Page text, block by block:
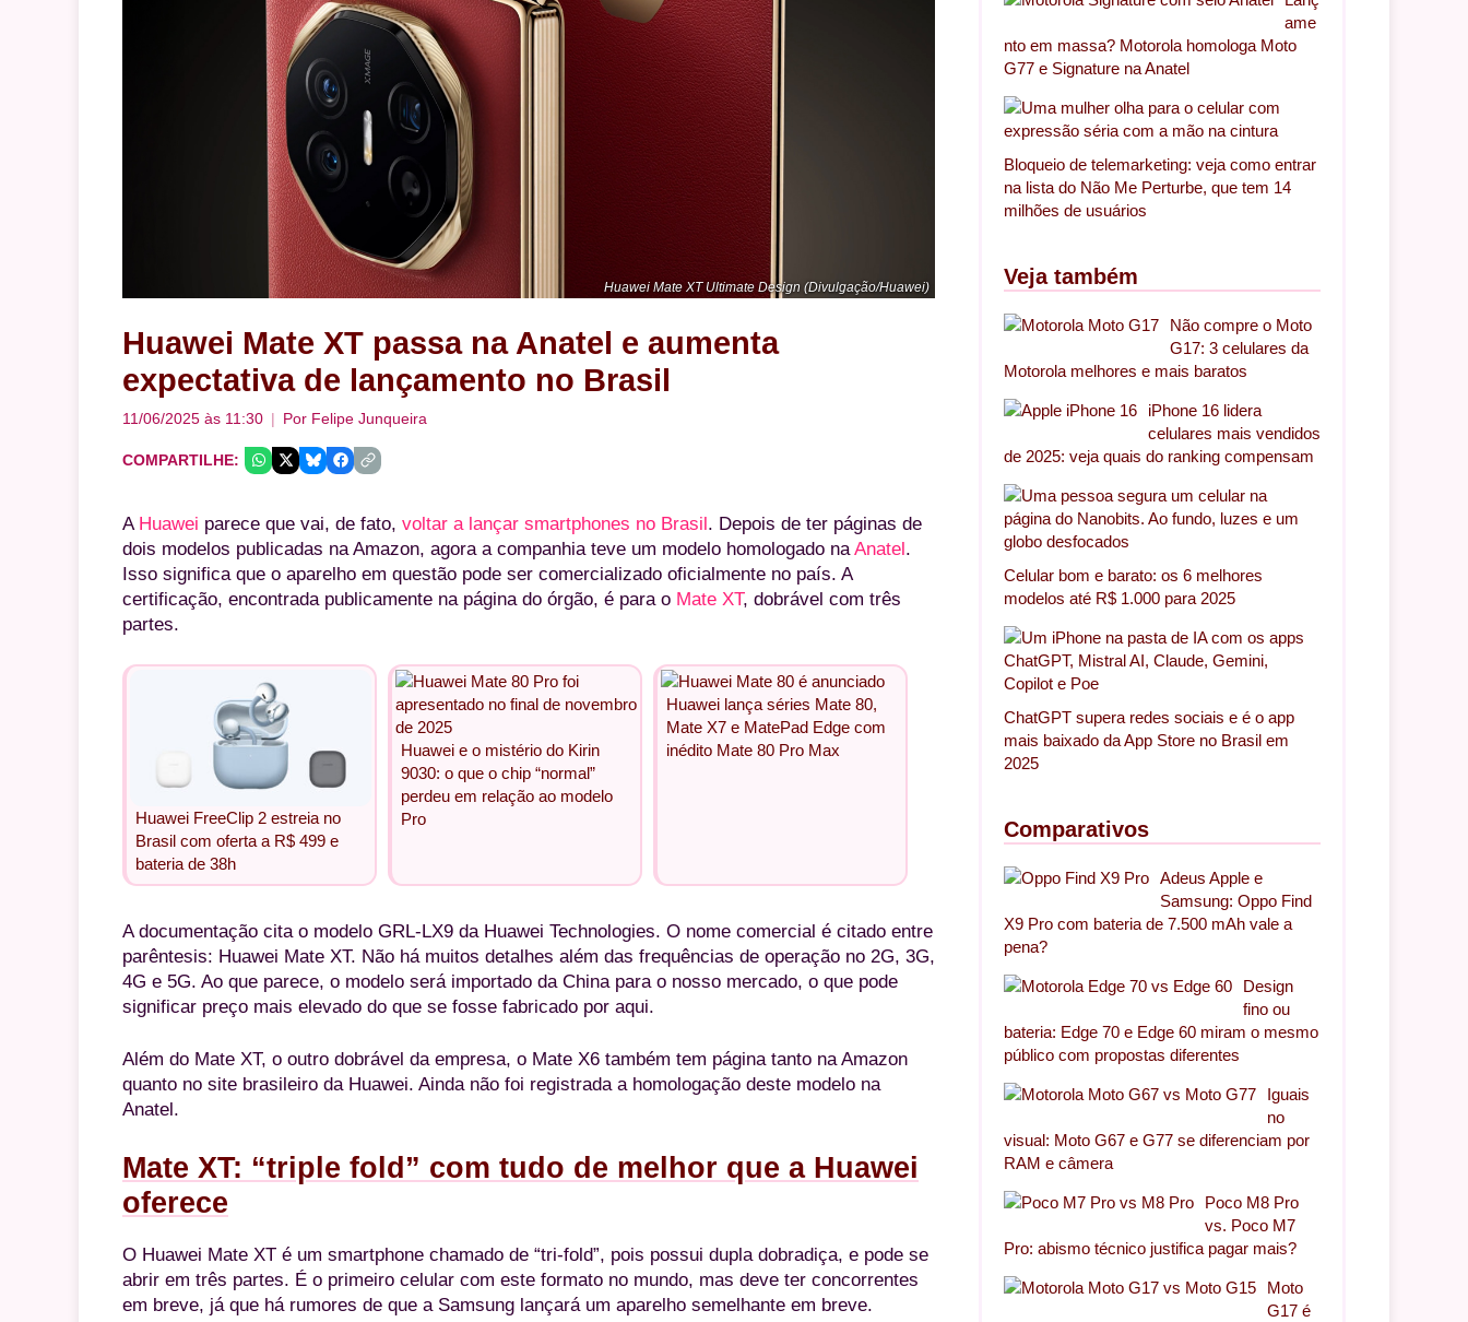
Huawei Mate XT Ultimate Design (Divulgação/Huawei)
Huawei Mate XT passa na Anatel e aumenta
expectativa de lançamento no Brasil
11/06/2025 às 11:30 Por Felipe Junqueira
COMPARTILHE:
A Huawei parece que vai, de fato, voltar a lançar smartphones no Brasil. Depois de ter páginas de
dois modelos publicadas na Amazon, agora a companhia teve um modelo homologado na Anatel.
Isso significa que o aparelho em questão pode ser comercializado oficialmente no país. A
certificação, encontrada publicamente na página do órgão, é para o Mate XT, dobrável com três
partes.
Huawei FreeClip 2 estreia no
Brasil com oferta a R$ 499 e
bateria de 38h
Huawei e o mistério do Kirin
9030: o que o chip “normal”
perdeu em relação ao modelo
Pro
Huawei lança séries Mate 80,
Mate X7 e MatePad Edge com
inédito Mate 80 Pro Max
A documentação cita o modelo GRL-LX9 da Huawei Technologies. O nome comercial é citado entre
parêntesis: Huawei Mate XT. Não há muitos detalhes além das frequências de operação no 2G, 3G,
4G e 5G. Ao que parece, o modelo será importado da China para o nosso mercado, o que pode
significar preço mais elevado do que se fosse fabricado por aqui.
Além do Mate XT, o outro dobrável da empresa, o Mate X6 também tem página tanto na Amazon
quanto no site brasileiro da Huawei. Ainda não foi registrada a homologação deste modelo na
Anatel.
Mate XT: “triple fold” com tudo de melhor que a Huawei
oferece
O Huawei Mate XT é um smartphone chamado de “tri-fold”, pois possui dupla dobradiça, e pode se
abrir em três partes. É o primeiro celular com este formato no mundo, mas deve ter concorrentes
em breve, já que há rumores de que a Samsung lançará um aparelho semelhante em breve.
ame
nto em massa? Motorola homologa Moto
G77 e Signature na Anatel
Bloqueio de telemarketing: veja como entrar
na lista do Não Me Perturbe, que tem 14
milhões de usuários
Veja também
Não compre o Moto
G17: 3 celulares da
Motorola melhores e mais baratos
iPhone 16 lidera
celulares mais vendidos
de 2025: veja quais do ranking compensam
Celular bom e barato: os 6 melhores
modelos até R$ 1.000 para 2025
ChatGPT supera redes sociais e é o app
mais baixado da App Store no Brasil em
2025
Comparativos
Adeus Apple e
Samsung: Oppo Find
X9 Pro com bateria de 7.500 mAh vale a
pena?
Design
fino ou
bateria: Edge 70 e Edge 60 miram o mesmo
público com propostas diferentes
Iguais
no
visual: Moto G67 e G77 se diferenciam por
RAM e câmera
Poco M8 Pro
vs. Poco M7
Pro: abismo técnico justifica pagar mais?
Moto
G17 é